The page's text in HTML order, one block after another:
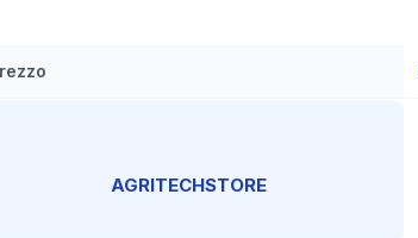
AGRITECHSTORE